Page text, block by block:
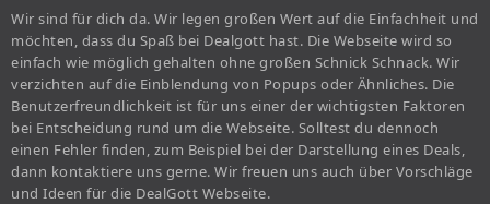
Wir sind für dich da. Wir legen großen Wert auf die Einfachheit und
möchten, dass du Spaß bei Dealgott hast. Die Webseite wird so
einfach wie möglich gehalten ohne großen Schnick Schnack. Wir
verzichten auf die Einblendung von Popups oder Ähnliches. Die
Benutzerfreundlichkeit ist für uns einer der wichtigsten Faktoren
bei Entscheidung rund um die Webseite. Solltest du dennoch
einen Fehler finden, zum Beispiel bei der Darstellung eines Deals,
dann kontaktiere uns gerne. Wir freuen uns auch über Vorschläge
und Ideen für die DealGott Webseite.